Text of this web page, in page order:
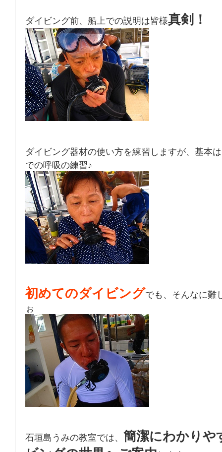
ダイビング前、船上での説明は皆様真剣！
ダイビング器材の使い方を練習しますが、基本は
での呼吸の練習♪
初めてのダイビングでも、そんなに難
ぉ
石垣島うみの教室では、 簡潔にわかりや